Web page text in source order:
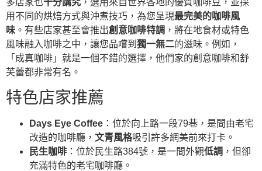
多店家也十分講究 ，選用來自世界各地的優質咖啡豆，並採
用不同的烘焙方式與沖煮技巧，為您呈現最完美的咖啡風
味 。有些店家甚至會推出創意咖啡特調 ，將在地食材或特色
風味融入咖啡之中，讓您品嚐到 獨一無二的滋味。例如，
「成真咖啡」就是一個不錯的選擇，他們家的創意咖啡和舒
芙蕾都非常有名。
特色店家推薦
Days Eye Coffee ：位於向上路一段79巷，是間由老宅
改造的咖啡廳， 文青風格吸引許多網美前來打卡。
民生咖啡 ：位於民生路384號，是一間外觀低調 ，但卻
充滿特色的老宅咖啡廳。